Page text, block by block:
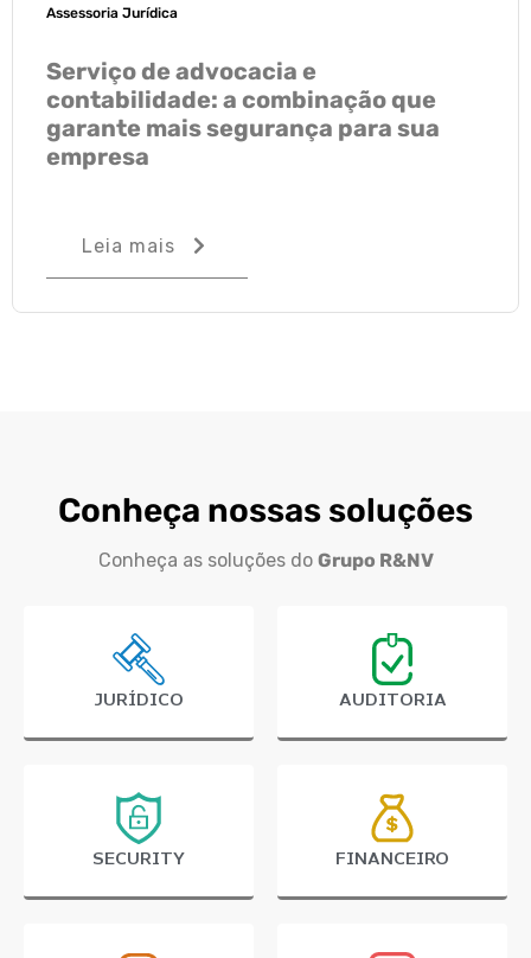
Assessoria Jurídica
Serviço de advocacia e
contabilidade: a combinação que
garante mais segurança para sua
empresa
Leia mais
Conheça nossas soluções
Conheça as soluções do Grupo R&NV
JURÍDICO AUDITORIA
SECURITY FINANCEIRO